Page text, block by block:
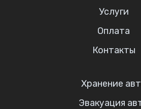
Услуги
Оплата
Контакты
Хранение
Эвакуация